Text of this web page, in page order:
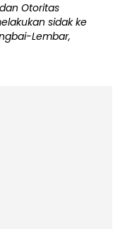
Otoritas
sidak ke
Lembar,